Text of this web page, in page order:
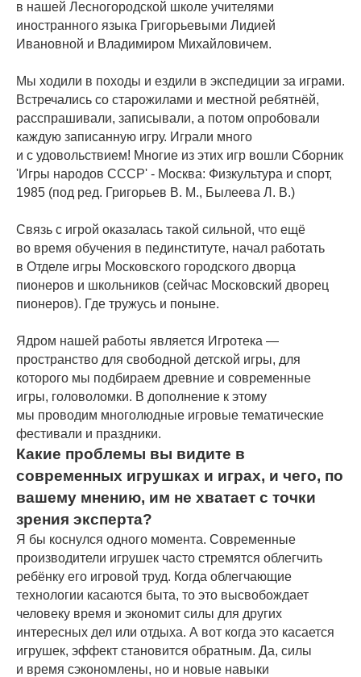
в нашей Лесногородской школе учителями
иностранного языка Григорьевыми Лидией
Ивановной и Владимиром Михайловичем.
Мы ходили в походы и ездили в экспедиции за играми.
Встречались со старожилами и местной ребятнёй,
расспрашивали, записывали, а потом опробовали
каждую записанную игру. Играли много
и с удовольствием! Многие из этих игр вошли Сборник
'Игры народов СССР' - Москва: Физкультура и спорт,
1985 (под ред. Григорьев В. М., Былеева Л. В.)
Связь с игрой оказалась такой сильной, что ещё
во время обучения в пединституте, начал работать
в Отделе игры Московского городского дворца
пионеров и школьников (сейчас Московский дворец
пионеров). Где тружусь и поныне.
Ядром нашей работы является Игротека —
пространство для свободной детской игры, для
которого мы подбираем древние и современные
игры, головоломки. В дополнение к этому
мы проводим многолюдные игровые тематические
фестивали и праздники.
Какие проблемы вы видите в
современных игрушках и играх, и чего, по
вашему мнению, им не хватает с точки
зрения эксперта?
Я бы коснулся одного момента. Современные
производители игрушек часто стремятся облегчить
ребёнку его игровой труд. Когда облегчающие
технологии касаются быта, то это высвобождает
человеку время и экономит силы для других
интересных дел или отдыха. А вот когда это касается
игрушек, эффект становится обратным. Да, силы
и время сэкономлены, но и новые навыки